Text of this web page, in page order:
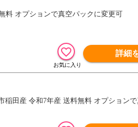
料 オプションで真空パックに変更可
詳細
稲田産 令和7年産 送料無料 オプション